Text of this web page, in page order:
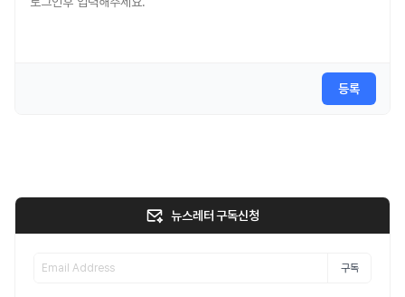
등록
뉴스레터 구독신청
구독